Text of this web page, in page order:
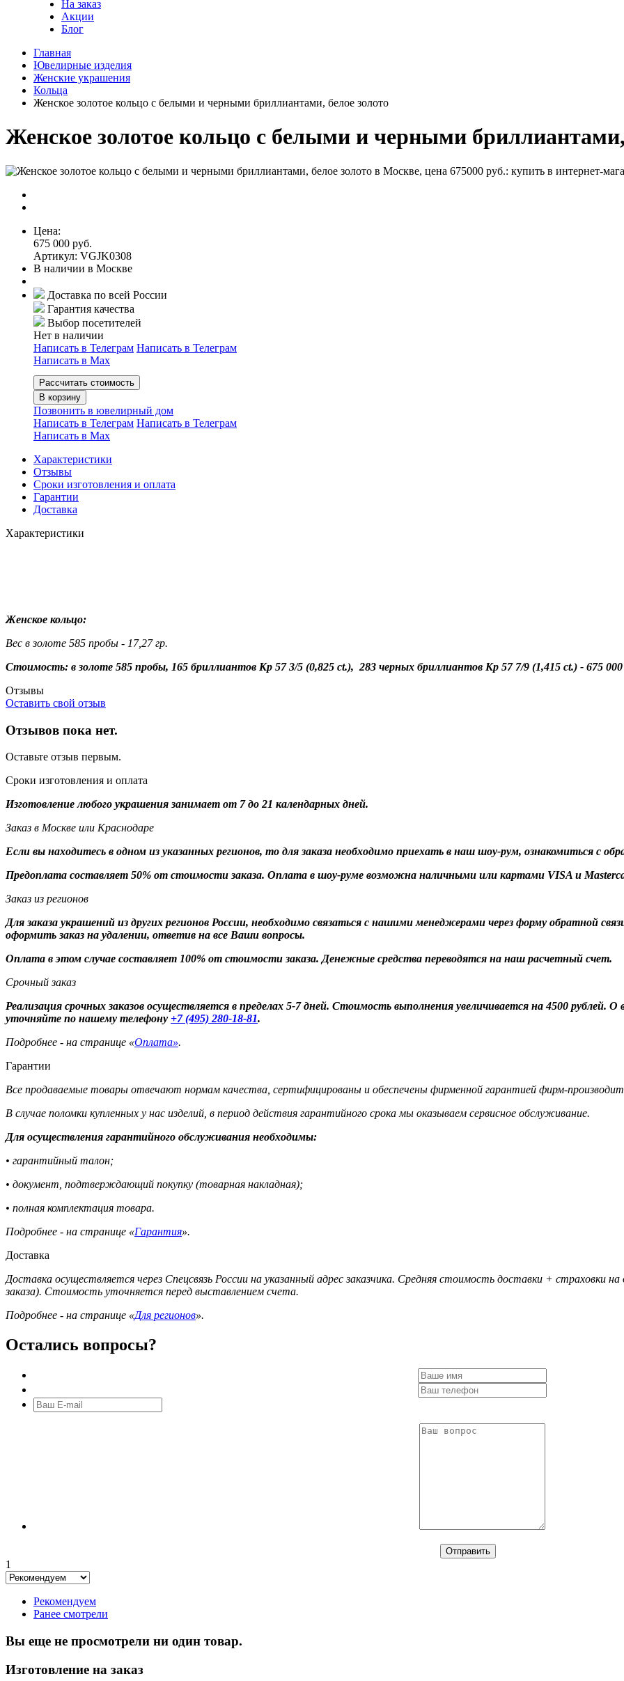
На заказ
Акции
Блог
Главная
Ювелирные изделия
Женские украшения
Кольца
Женское золотое кольцо с белыми и черными бриллиантами, белое золото
Женское золотое кольцо с белыми и черными бриллиантами,
Цена:
675 000 руб.
Артикул: VGJK0308
В наличии в Москве
Доставка по всей России
Гарантия качества
Выбор посетителей
Нет в наличии
Написать в Телеграм Написать в Телеграм
Написать в Мах
Рассчитать стоимость
В корзину
Позвонить в ювелирный дом
Написать в Телеграм Написать в Телеграм
Написать в Мах
Характеристики
Отзывы
Сроки изготовления и оплата
Гарантии
Доставка
Характеристики
Женское кольцо:
Вес в золоте 585 пробы - 17,27 гр.
Стоимость: в золоте 585 пробы, 165 бриллиантов Кр 57 3/5 (0,825 ct.), 283 черных бриллиантов Кр 57 7/9 (1,415 ct.) - 675 000
Отзывы
Оставить свой отзыв
Отзывов пока нет.
Оставьте отзыв первым.
Сроки изготовления и оплата
Изготовление любого украшения занимает от 7 до 21 календарных дней.
Заказ в Москве или Краснодаре
Если вы находитесь в одном из указанных регионов, то для заказа необходимо приехать в наш шоу-рум, ознакомиться с
Предоплата составляет 50% от стоимости заказа. Оплата в шоу-руме возможна наличными или картами VISA и
Заказ из регионов
Для заказа украшений из других регионов России, необходимо связаться с нашими менеджерами через форму обратной
оформить заказ на удалении, ответив на все Ваши вопросы.
Оплата в этом случае составляет 100% от стоимости заказа. Денежные средства переводятся на наш расчетный счет.
Срочный заказ
Реализация срочных заказов осуществляется в пределах 5-7 дней. Стоимость выполнения увеличивается на 4500 рублей.
уточняйте по нашему телефону +7 (495) 280-18-81.
Подробнее - на странице «Оплата».
Гарантии
Все продаваемые товары отвечают нормам качества, сертифицированы и обеспечены фирменной гарантией фирм-
В случае поломки купленных у нас изделий, в период действия гарантийного срока мы оказываем сервисное обслуживание.
Для осуществления гарантийного обслуживания необходимы:
• гарантийный талон;
• документ, подтверждающий покупку (товарная накладная);
• полная комплектация товара.
Подробнее - на странице «Гарантия».
Доставка
Доставка осуществляется через Спецсвязь России на указанный адрес заказчика. Средняя стоимость доставки + страховки
заказа). Стоимость уточняется перед выставлением счета.
Подробнее - на странице «Для регионов».
Остались вопросы?
1
Рекомендуем
Ранее смотрели
Вы еще не просмотрели ни один товар.
Изготовление на заказ